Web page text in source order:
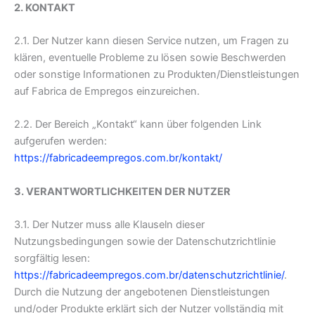
2. KONTAKT
2.1. Der Nutzer kann diesen Service nutzen, um Fragen zu
klären, eventuelle Probleme zu lösen sowie Beschwerden
oder sonstige Informationen zu Produkten/Dienstleistungen
auf Fabrica de Empregos einzureichen.
2.2. Der Bereich „Kontakt“ kann über folgenden Link
aufgerufen werden:
https://fabricadeempregos.com.br/kontakt/
3. VERANTWORTLICHKEITEN DER NUTZER
3.1. Der Nutzer muss alle Klauseln dieser
Nutzungsbedingungen sowie der Datenschutzrichtlinie
sorgfältig lesen:
https://fabricadeempregos.com.br/datenschutzrichtlinie/.
Durch die Nutzung der angebotenen Dienstleistungen
und/oder Produkte erklärt sich der Nutzer vollständig mit